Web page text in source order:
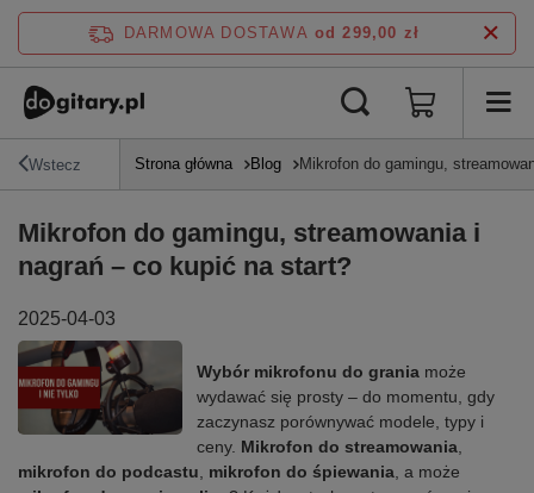
DARMOWA DOSTAWA od 299,00 zł
Wstecz Strona główna Blog Mikrofon do gamingu,
Mikrofon do gamingu, streamowania i
nagrań – co kupić na start?
2025-04-03
Wybór mikrofonu do graniamoże
wydawać się prosty – do momentu, gdy
zaczynasz porównywać modele, typy i
ceny. Mikrofon do streamowania,
mikrofon do podcastu
mikrofon do śpiewania , a może